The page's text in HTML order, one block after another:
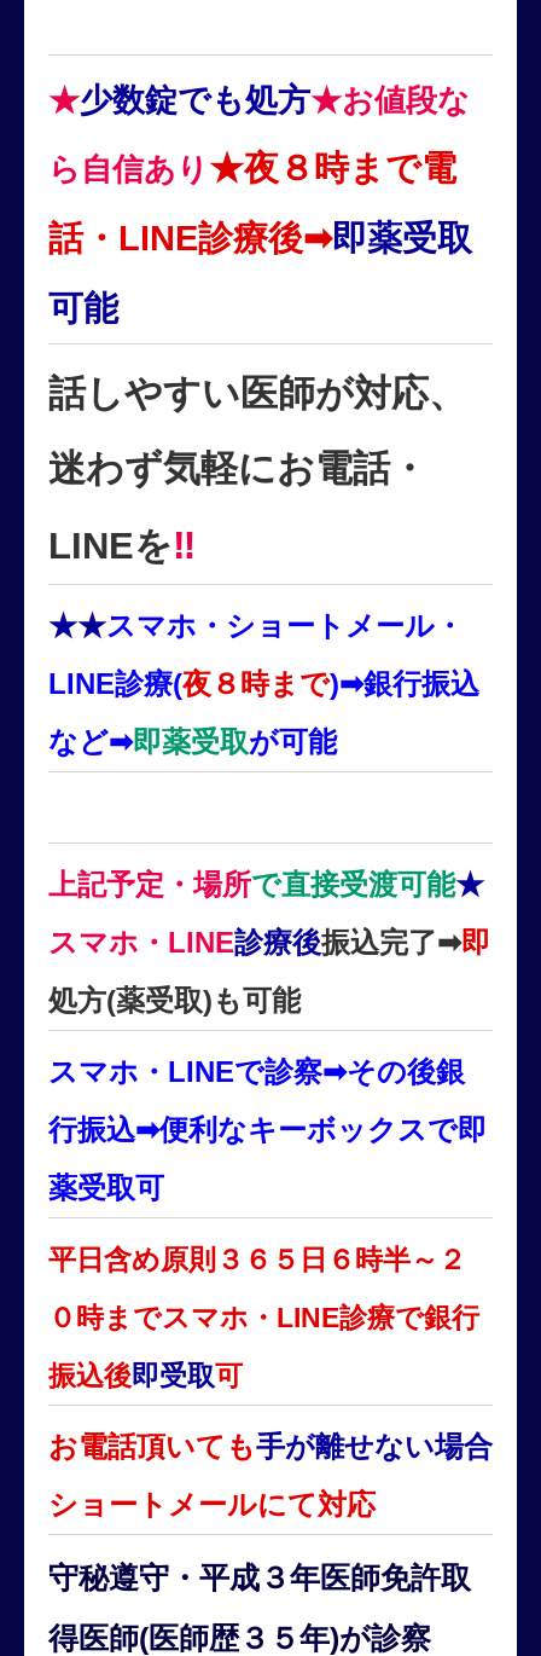
★少数錠でも処方★お値段な
ら自信あり ★夜８時まで電
話・LINE診療後➡即薬受取
可能
話しやすい医師が対応、
迷わず気軽にお電話・
LINEを‼
★★スマホ・ショートメール・
LINE診療(夜８時まで)➡銀行振込
など➡即薬受取が可能
上記予定・場所で直接受渡可能★
スマホ・LINE診療後振込完了➡即
処方(薬受取)も可能
スマホ・LINEで診察➡その後銀
行振込➡便利なキーボックスで即
薬受取可
平日含め原則３６５日６時半～２
０時までスマホ・LINE診療で銀行
振込後即受取可
お電話頂いても手が離せない場合
ショートメールにて対応
守秘遵守・平成３年医師免許取
得医師(医師歴３５年)が診察